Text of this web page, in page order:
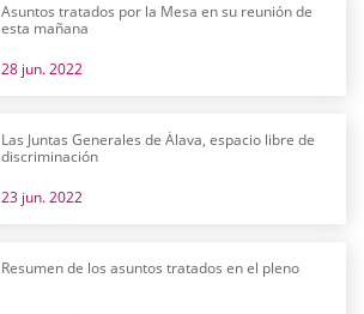
Asuntos tratados por la Mesa en su reunión de
esta mañana
28 jun. 2022
Las Juntas Generales de Álava, espacio libre de
discriminación
23 jun. 2022
Resumen de los asuntos tratados en el pleno